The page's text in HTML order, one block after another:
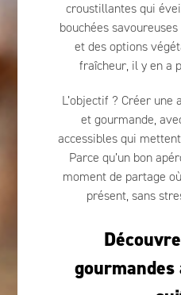
croustillantes qui
bouchées
et des options
fraîcheur, il y en a
L’objectif ? Créer une
et gourmande,
accessibles qui
Parce qu’un bon
moment de partage
présent, sans
gourmandes